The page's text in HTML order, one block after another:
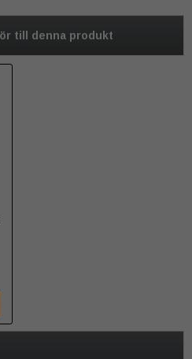
till denna produkt